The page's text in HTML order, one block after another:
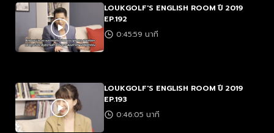
LOUKGOLF'S ENGLISH ROOM ปี 2019
EP.192
0:45:59 นาที
LOUKGOLF'S ENGLISH ROOM ปี 2019
EP.193
0:46:05 นาที